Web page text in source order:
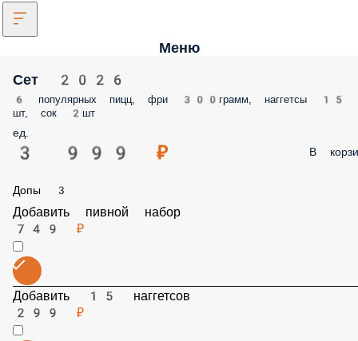
Меню
Сет 2026
6 популярных пицц, фри 300грамм, наггетсы 15
шт, сок 2шт
ед.
3 999 ₽ В
Допы 3
Добавить пивной набор
749 ₽
Добавить 15 наггетсов
299 ₽